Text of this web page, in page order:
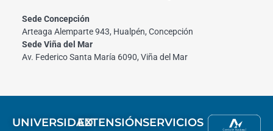
Sede Concepción
Arteaga Alemparte 943, Hualpén, Concepción
Sede Viña del Mar
Av. Federico Santa María 6090, Viña del Mar
UNIVERSIDADEXTENSIÓNSERVICIOS